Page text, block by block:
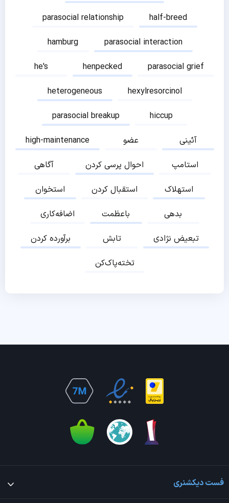
parasocial relationship
half-breed
hamburg
parasocial interaction
he's
henpecked
parasocial grief
heterogeneous
hexylresorcinol
parasocial breakup
hiccup
high-maintenance
عضو
آئینی
آگاهی
احوال پرسی کردن
استامپ
استخوان
استقبال کردن
استهلاک
اضافه‌کاری
باعظمت
بدهی
برآورده کردن
تابش
تبعیض نژادی
تخته‌پاک‌کن
فست دیکشنری